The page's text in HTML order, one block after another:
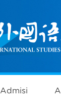
Admisi